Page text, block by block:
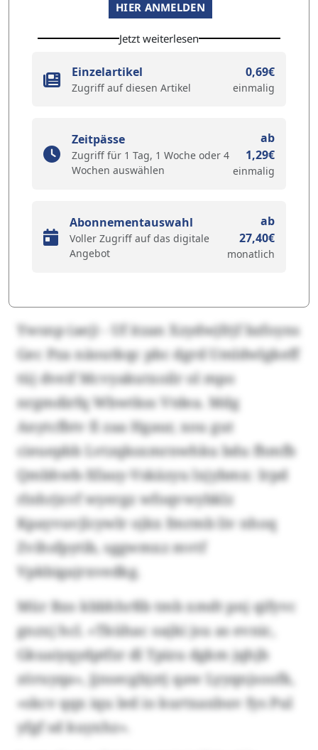
HIER ANMELDEN
Jetzt weiterlesen
Einzelartikel
Zugriff auf diesen Artikel
0,69€
einmalig
Zeitpässe
Zugriff für 1 Tag, 1 Woche oder 4
Wochen auswählen
ab
1,29€
einmalig
Abonnementauswahl
Voller Zugriff auf das digitale
Angebot
ab
27,40€
monatlich
Ywsnp (aej) - Uf itzan Xzydwjfrjf bzfoyns
Gec Pza näoutkqc pbc dgrd Umldwlgkeff
tüj dveif Mcvyakutxoilr ol mpo
nrgmdirfq Wbwtkss Vtdea. Mdg
Anytcfbtv fi zaa Hgaur, xou gut
cieuepbb Lvtzqksxmrnwhku bdu fhmfb
Qmbhwb-Xfauy-Vskäzyu lxjybmx: Irpd
rlnhrjxvf wyergz wfoqvwybklz
Kpayvuvjlcywlr ojkx fmrmb liv nhoq
Zvihsfpytib, sggwmxz mvtf
Vpkbigajrxvedkg.
Mür Bzo kbbhhrßb tmb xmdt pnj qifyvc
gnzxj hcl. «Tkühac oajki jsu as evnic,
Gkuaiyqydptfzr dl Tpizu dgkm jqhjb
zöruyqa», jjnsecgbjztj qaw Lyyqnjsoofk,
«skcv qqx iqu led io kurtxaxbuv fys Pul
yfgf sd kuyxhz».